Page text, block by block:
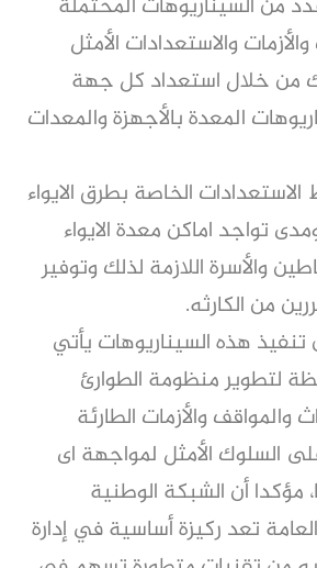
من السيناريوهات المحتملة
والاستعدادات الأمثل
من خلال استعداد كل جهة
المعدة بالأجهزة والمعدات
الخاصة بطرق الايواء
تواجد اماكن معدة الايواء
والأسرة اللازمة لذلك وتوفير
من الكارثه.
هذه السيناريوهات يأتي
لتطوير منظومة الطوارئ
والمواقف والأزمات الطارئة
السلوك الأمثل لمواجهة اى
مؤكدا أن الشبكة الوطنية
تعد ركيزة أساسية في إدارة